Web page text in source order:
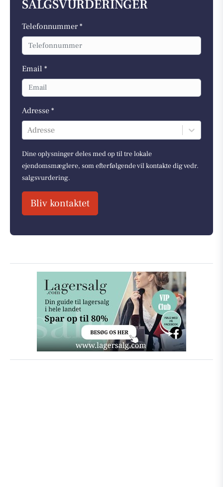
SALGSVURDERINGER
Telefonnummer *
Email *
Adresse *
Adresse
Dine oplysninger deles med op til tre lokale
ejendomsmæglere, som efterfølgende vil kontakte dig vedr.
salgsvurdering.
Bliv kontaktet